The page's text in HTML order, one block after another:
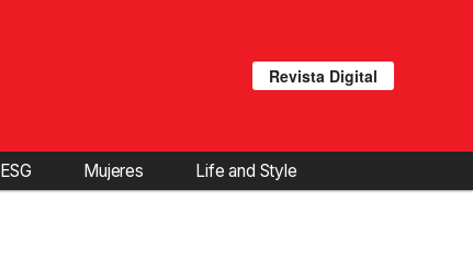
Revista Digital
ESG Mujeres Life and Style